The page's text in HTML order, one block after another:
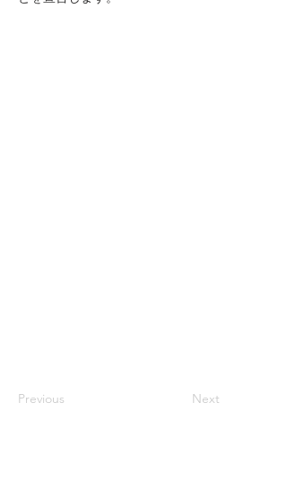
Previous Next